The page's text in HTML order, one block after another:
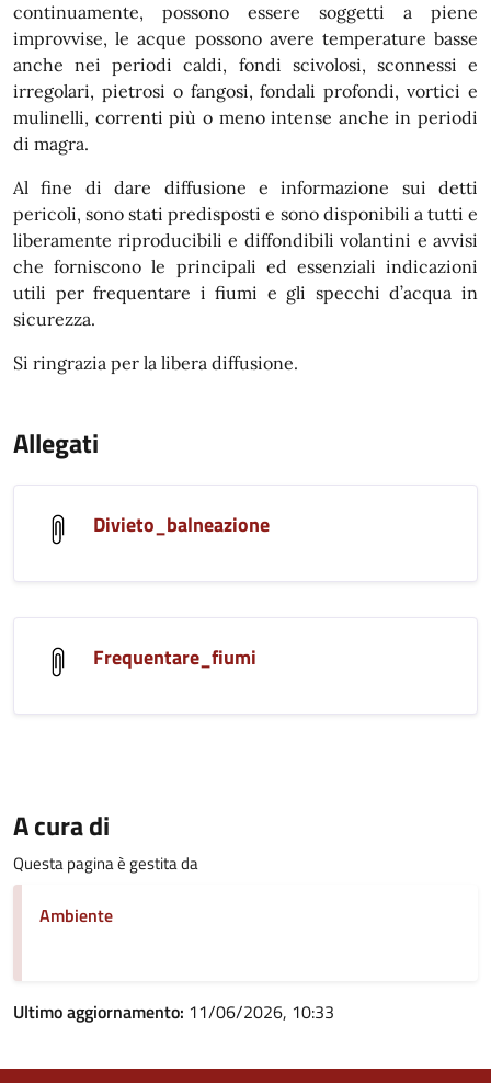
continuamente, possono essere soggetti a piene
improvvise, le acque possono avere temperature basse
anche nei periodi caldi, fondi scivolosi, sconnessi e
irregolari, pietrosi o fangosi, fondali profondi, vortici e
mulinelli, correnti più o meno intense anche in periodi
di magra.
Al fine di dare diffusione e informazione sui detti
pericoli, sono stati predisposti e sono disponibili a tutti e
liberamente riproducibili e diffondibili volantini e avvisi
che forniscono le principali ed essenziali indicazioni
utili per frequentare i fiumi e gli specchi d’acqua in
sicurezza.
Si ringrazia per la libera diffusione.
Allegati
Divieto_balneazione
Frequentare_fiumi
A cura di
Questa pagina è gestita da
Ambiente
Ultimo aggiornamento: 11/06/2026, 10:33